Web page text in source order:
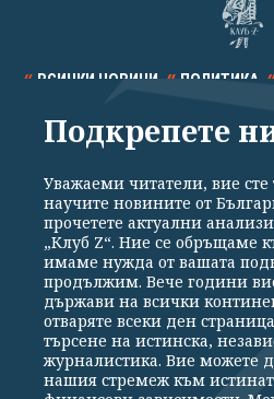
ВСИЧКИ НОВИНИ ПОЛИТИКА
СПОРТ КУЛТУРА
Общи условия
Реклама
Партньори
Екип
Подкрепете
Уважаеми читатели, вие сте
научите новините от
прочетете актуални
„Клуб Z“. Ние се обръщаме
имаме нужда от вашата
продължим. Вече години
държави на всички
отваряте всеки ден
търсене на истинска,
журналистика. Вие можете
нашия стремеж към